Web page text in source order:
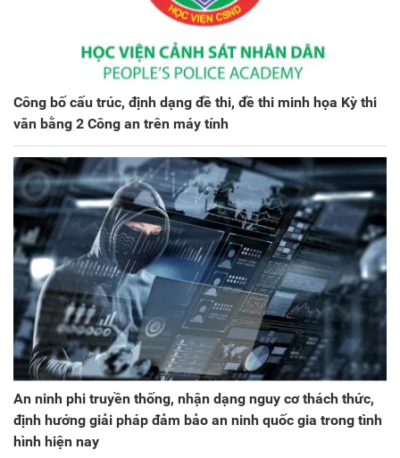
Công bố cấu trúc, định dạng đề thi, đề thi minh họa Kỳ thi
văn bằng 2 Công an trên máy tính
An ninh phi truyền thống, nhận dạng nguy cơ thách thức,
định hướng giải pháp đảm bảo an ninh quốc gia trong tình
hình hiện nay